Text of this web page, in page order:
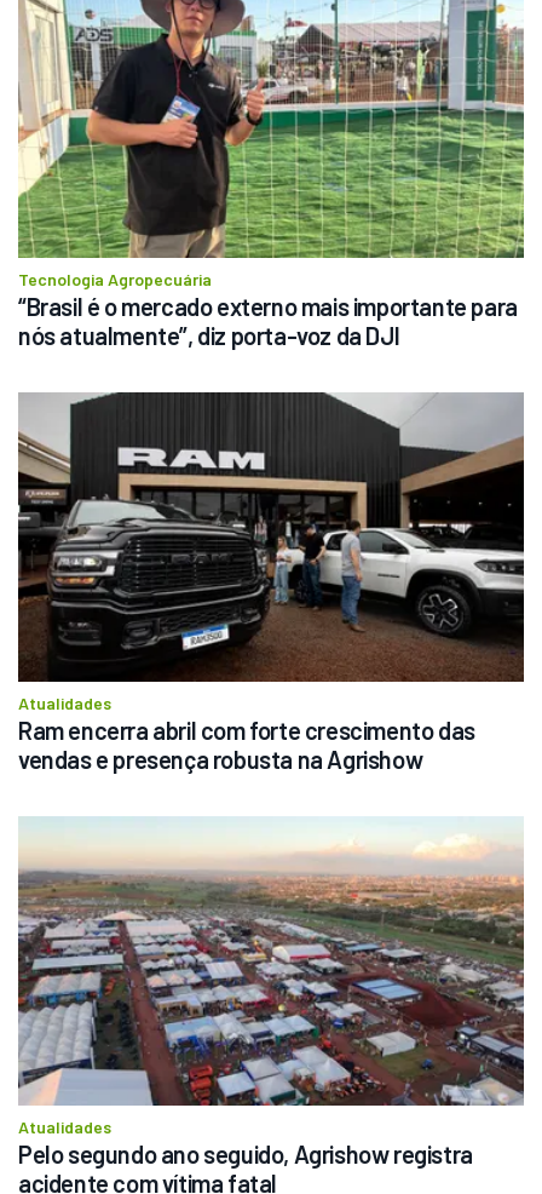
Tecnologia Agropecuária
“Brasil é o mercado externo mais importante para
nós atualmente”, diz porta-voz da DJI
Atualidades
Ram encerra abril com forte crescimento das
vendas e presença robusta na Agrishow
Atualidades
Pelo segundo ano seguido, Agrishow registra
acidente com vítima fatal